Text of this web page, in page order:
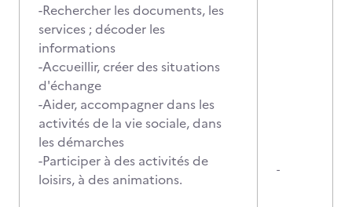
-Rechercher les documents, les
services ; décoder les
informations
-Accueillir, créer des situations
d'échange
-Aider, accompagner dans les
activités de la vie sociale, dans
les démarches
-Participer à des activités de
loisirs, à des animations.
-